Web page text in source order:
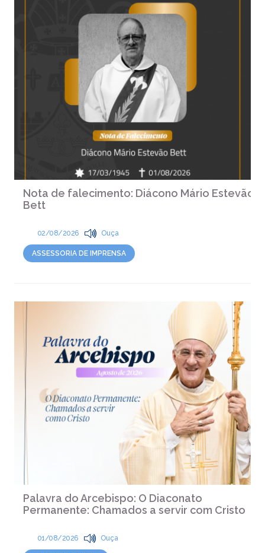
Nota de falecimento: Diácono Mário Estevão
Bett
02/08/2026 Ouça
ASSESSORIA DE IMPRENSA
Palavra do Arcebispo: O Diaconato
Permanente: Chamados a servir com Cristo
01/08/2026 Ouça